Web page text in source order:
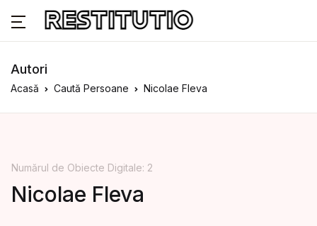
Autori
Acasă Caută Persoane Nicolae Fleva
Numărul de Obiecte Digitale: 2
Nicolae Fleva